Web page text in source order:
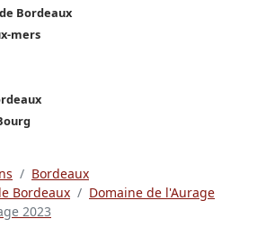
Bordeaux
mers
Bordeaux
Bordeaux
Domaine de l'Aurage
2023